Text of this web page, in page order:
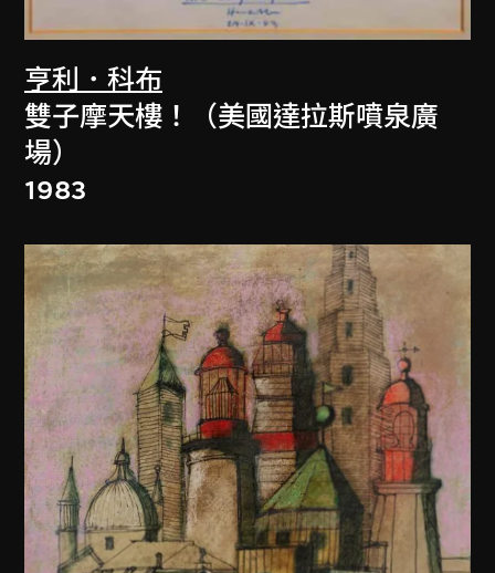
亨利．科布
雙子摩天樓！（美國達拉斯噴泉廣
場）
1983